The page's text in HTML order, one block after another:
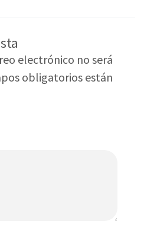
electrónico no será
obligatorios están